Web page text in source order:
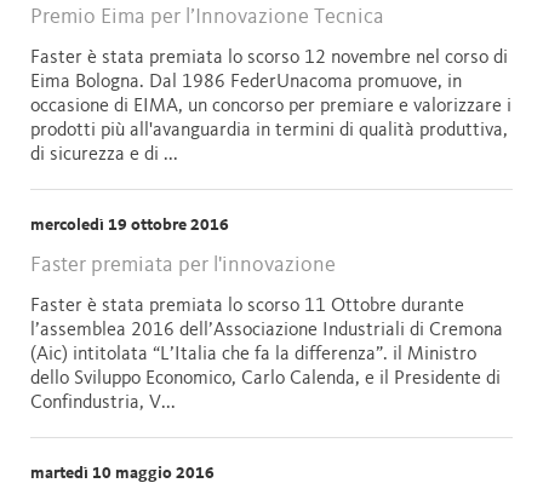
Premio Eima per l’Innovazione Tecnica
Faster è stata premiata lo scorso 12 novembre nel corso di
Eima Bologna. Dal 1986 FederUnacoma promuove, in
occasione di EIMA, un concorso per premiare e valorizzare i
prodotti più all'avanguardia in termini di qualità produttiva,
di sicurezza e di ...
mercoledì 19 ottobre 2016
Faster premiata per l'innovazione
Faster è stata premiata lo scorso 11 Ottobre durante
l’assemblea 2016 dell’Associazione Industriali di Cremona
(Aic) intitolata “L’Italia che fa la differenza”. il Ministro
dello Sviluppo Economico, Carlo Calenda, e il Presidente di
Confindustria, V...
martedì 10 maggio 2016